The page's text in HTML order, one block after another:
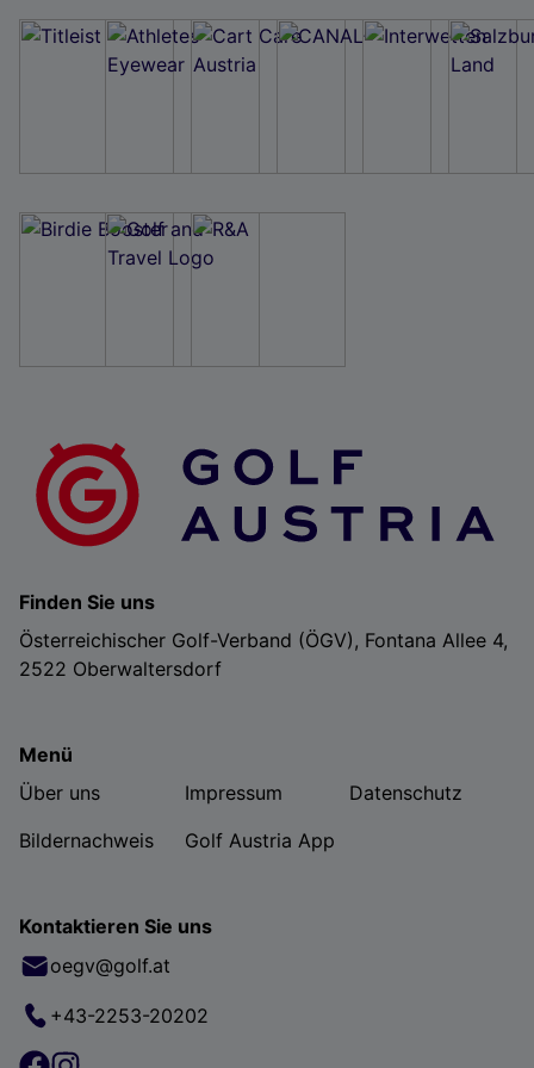
Finden Sie uns
Österreichischer Golf-Verband (ÖGV), Fontana Allee 4,
2522 Oberwaltersdorf
Menü
Über uns
Impressum
Datenschutz
Bildernachweis
Golf Austria App
Kontaktieren Sie uns
oegv@golf.at
+43-2253-20202
Wir und unsere Partner verarbeiten Daten, um
Verwendung genauer Standortdaten. Endgeräteeigenschaften zur Identifikation